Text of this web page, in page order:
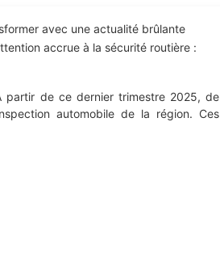
avec une actualité brûlante
accrue à la sécurité routière :
partir de ce dernier trimestre 2025, de
automobile de la région. Ces